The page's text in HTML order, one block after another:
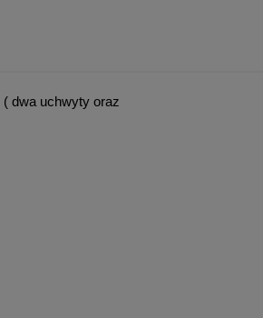
( dwa uchwyty oraz